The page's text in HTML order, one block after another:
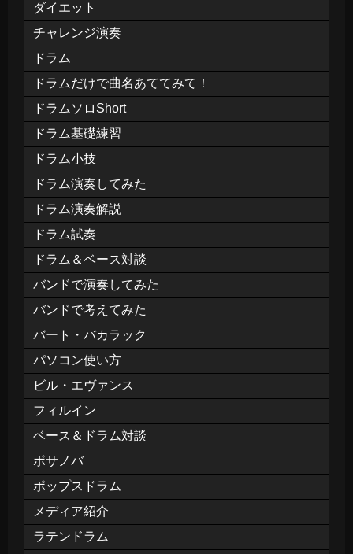
ダイエット
チャレンジ演奏
ドラム
ドラムだけで曲名あててみて！
ドラムソロShort
ドラム基礎練習
ドラム小技
ドラム演奏してみた
ドラム演奏解説
ドラム試奏
ドラム＆ベース対談
バンドで演奏してみた
バンドで考えてみた
バート・バカラック
パソコン使い方
ビル・エヴァンス
フィルイン
ベース＆ドラム対談
ボサノバ
ポップスドラム
メディア紹介
ラテンドラム